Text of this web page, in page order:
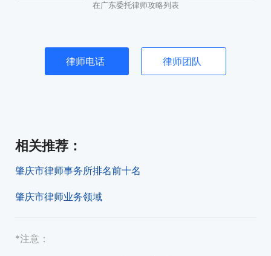
在广东委托律师攻略列表
律师电话 律师团队
相关推荐 ：
肇庆市律师事务所排名前十名
肇庆市律师业务领域
*注意：